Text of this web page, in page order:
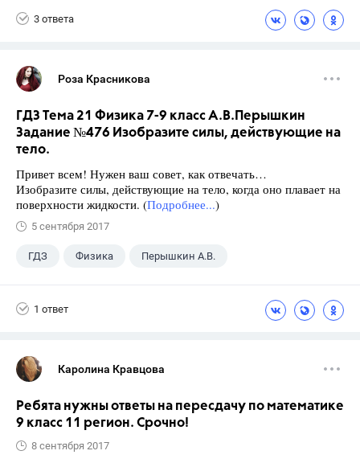
3 ответа
Роза Красникова
ГДЗ Тема 21 Физика 7-9 класс А.В.Перышкин
Задание №476 Изобразите силы, действующие на
тело.
Привет всем! Нужен ваш совет, как отвечать…
Изобразите силы, действующие на тело, когда оно плавает на
поверхности жидкости. (Подробнее...)
5 сентября 2017
ГДЗ Физика Перышкин А.В.
1 ответ
Каролина Кравцова
Ребята нужны ответы на пересдачу по математике
9 класс 11 регион. Срочно!
8 сентября 2017